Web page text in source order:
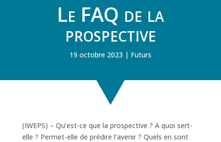
Le FAQ de la
prospective
19 octobre 2023 Futurs
(IWEPS) – Qu’est-ce que la prospective ? A quoi sert-
elle ? Permet-elle de prédire l’avenir ? Quels en sont